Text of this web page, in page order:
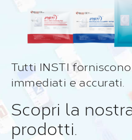
Tutti INSTI
immediati e accurati.
Scopri la
prodotti.